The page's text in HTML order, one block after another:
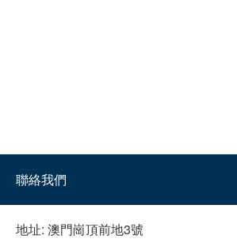
聯絡我們
地址: 澳門崗頂前地3號